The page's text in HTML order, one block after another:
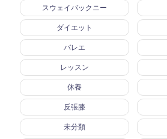
スウェイバックニー
ダイエット
バレエ
レッスン
休養
反張膝
未分類